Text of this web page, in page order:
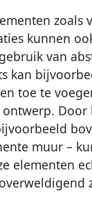
zoals
kunnen
van
kan
toe te
Door
muur –
elementen